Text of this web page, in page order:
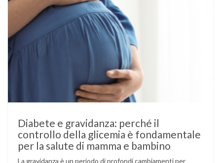
Diabete e gravidanza: perché il
controllo della glicemia è fondamentale
per la salute di mamma e bambino
La gravidanza è un periodo di profondi cambiamenti per